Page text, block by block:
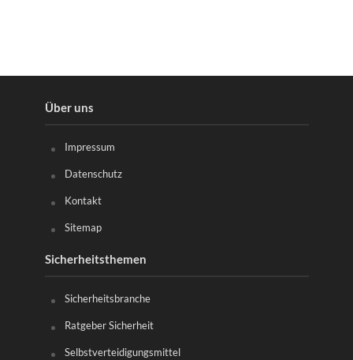
Über uns
Impressum
Datenschutz
Kontakt
Sitemap
Sicherheitsthemen
Sicherheitsbranche
Ratgeber Sicherheit
Selbstverteidigungsmittel